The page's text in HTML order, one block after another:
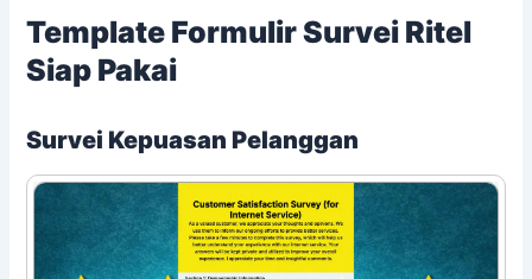
Template Formulir Survei Ritel
Siap Pakai
Survei Kepuasan Pelanggan